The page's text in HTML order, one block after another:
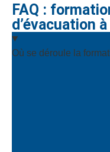
FAQ :
d’évacuation à
Où se déroule la